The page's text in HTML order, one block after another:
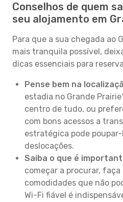
Conselhos de quem
seu alojamento em
Para que a sua chegada ao
mais tranquila possível,
dicas essenciais para
Pense bem na
estadia no Grande
centro de tudo, ou
com bons acessos a
estratégica pode
deslocações.
Saiba o que é
começar a procurar,
comodidades que não
Wi-Fi fiável é